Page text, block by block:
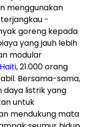
menggunakan
-
goreng kepada
yang jauh lebih
modular
Haiti, 21.000 orang
Bersama-sama,
daya listrik yang
untuk
mendukung mata